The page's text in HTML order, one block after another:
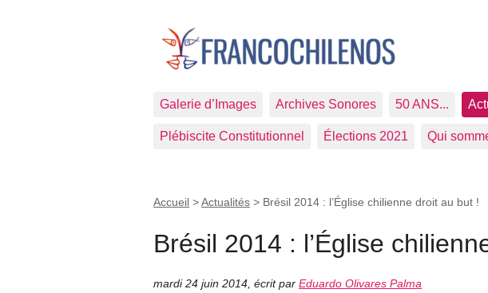
Galerie d’Images Archives Sonores 50 ANS...
Plébiscite Constitutionnel Élections 2021 Qui
Accueil >Actualités > Brésil 2014 : l’Église chilienne droit au but !
Brésil 2014 : l’Église
mardi 24 juin 2014 écrit par Eduardo Olivares Palma